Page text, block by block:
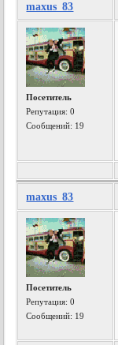
maxus_83
Посетитель
Репутация:0
Сообщений: 19
maxus_83
Посетитель
Репутация:0
Сообщений: 19